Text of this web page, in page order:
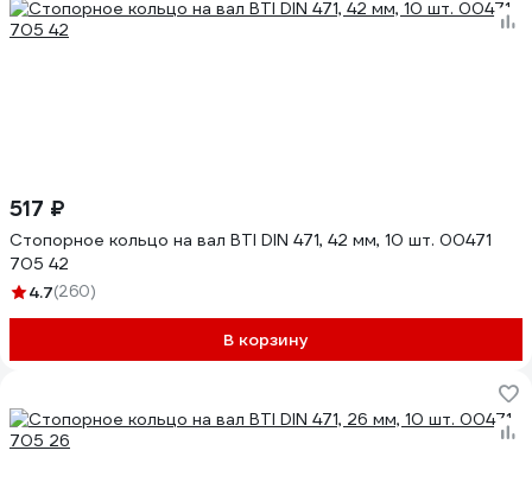
517 ₽
Стопорное кольцо на вал BTI DIN 471, 42 мм, 10 шт. 00471
705 42
4.7(260)
В корзину